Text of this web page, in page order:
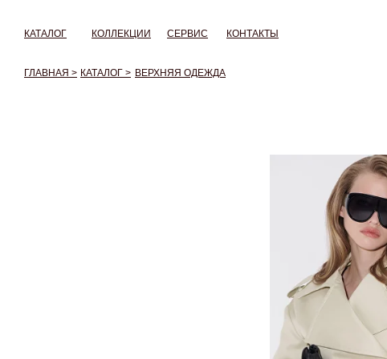
КАТАЛОГ КОЛЛЕКЦИИ КОНТАКТЫ
СЕРВИС
ГЛАВНАЯ > КАТАЛОГ > ВЕРХНЯЯ ОДЕЖДА